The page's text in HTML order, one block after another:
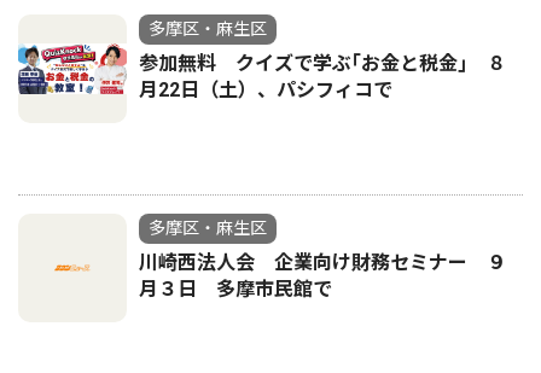
多摩区・麻生区
参加無料 クイズで学ぶ｢お金と税金｣ ８
月22日（土）、パシフィコで
多摩区・麻生区
川崎西法人会 企業向け財務セミナー ９
月３日 多摩市民館で